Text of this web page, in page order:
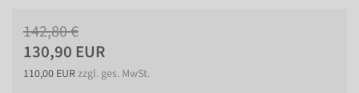
142,80 €
130,90 EUR
110,00 EURzzgl. ges. MwSt.